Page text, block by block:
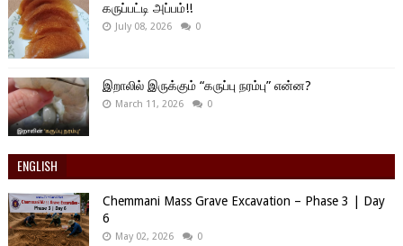
கருப்பட்டி அப்பம்!!
July 08, 2026 0
இறாலில் இருக்கும் “கருப்பு நரம்பு” என்ன?
March 11, 2026 0
ENGLISH
Chemmani Mass Grave Excavation – Phase 3 | Day
6
May 02, 2026 0